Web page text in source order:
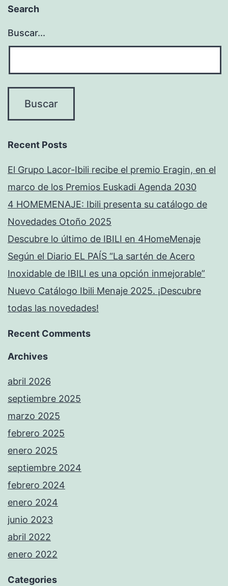
Search
Buscar...
Recent Posts
El Grupo Lacor-Ibili recibe el premio Eragin, en el
marco de los Premios Euskadi Agenda 2030
4 HOMEMENAJE: Ibili presenta su catálogo de
Novedades Otoño 2025
Descubre lo último de IBILI en 4HomeMenaje
Según el Diario EL PAÍS “La sartén de Acero
Inoxidable de IBILI es una opción inmejorable”
Nuevo Catálogo Ibili Menaje 2025. ¡Descubre
todas las novedades!
Recent Comments
Archives
abril 2026
septiembre 2025
marzo 2025
febrero 2025
enero 2025
septiembre 2024
febrero 2024
enero 2024
junio 2023
abril 2022
enero 2022
Categories